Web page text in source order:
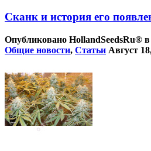
Сканк и история его
Опубликовано HollandSeedsRu® в
Общие новости, Статьи Август